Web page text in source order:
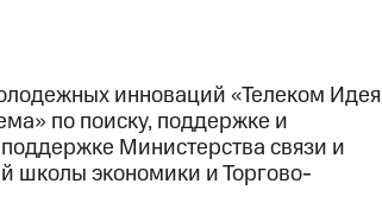
инноваций «Телеком Идея
по поиску, поддержке и
Министерства связи и
школы экономики и Торгово-